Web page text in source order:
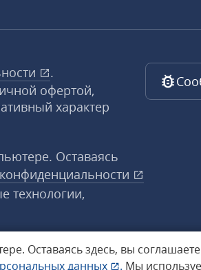
Оставаясь здесь, вы
данных . Мы
.
офертой,
характер
Оставаясь
технологии,